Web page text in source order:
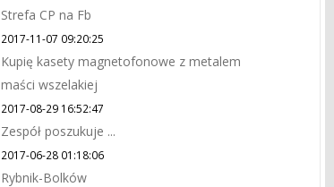
Strefa CP na Fb
2017-11-07 09:20:25
Kupię kasety magnetofonowe z metalem
maści wszelakiej
2017-08-29 16:52:47
Zespół poszukuje ...
2017-06-28 01:18:06
Rybnik-Bolków